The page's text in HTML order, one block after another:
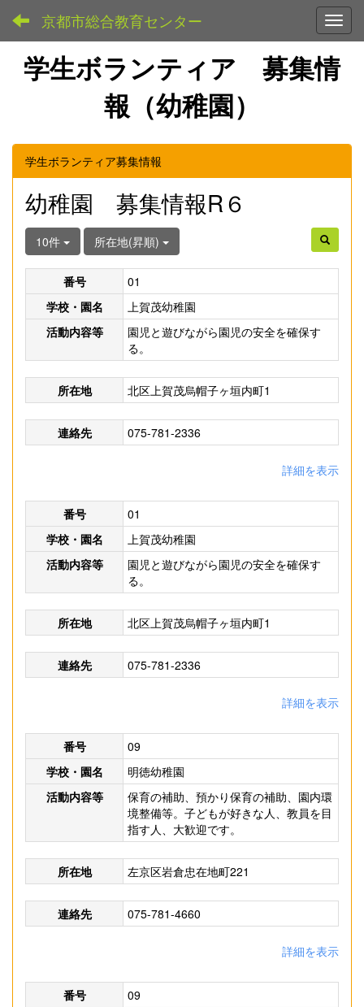
京都市総合教育センター
学生ボランティア 募集情
報（幼稚園）
学生ボランティア募集情報
幼稚園 募集情報R６
10件 所在地(昇順)
番号
01
学校・園名
上賀茂幼稚園
活動内容等
園児と遊びながら園児の安全を確保す
る。
所在地 北区上賀茂烏帽子ヶ垣内町1
連絡先 075-781-2336
詳細を表示
番号
01
学校・園名
上賀茂幼稚園
活動内容等
園児と遊びながら園児の安全を確保す
る。
所在地 北区上賀茂烏帽子ヶ垣内町1
連絡先 075-781-2336
詳細を表示
番号
09
学校・園名
明徳幼稚園
活動内容等
保育の補助、預かり保育の補助、園内環
境整備等。子どもが好きな人、教員を目
指す人、大歓迎です。
所在地 左京区岩倉忠在地町221
連絡先 075-781-4660
詳細を表示
番号
09